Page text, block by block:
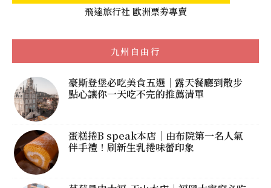
飛達旅行社 歐洲票劵專賣
九州自由行
豪斯登堡必吃美食五選｜露天餐廳到散步
點心讓你一天吃不完的推薦清單
蛋糕捲B speak本店｜由布院第一名人氣
伴手禮！刷新生乳捲味蕾印象